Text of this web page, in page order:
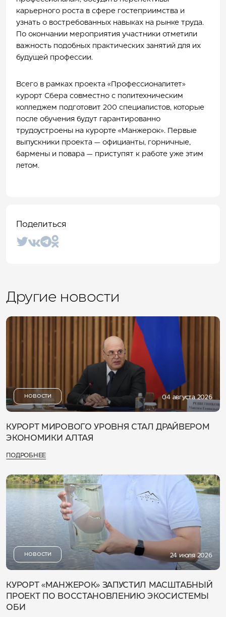
карьерного роста в сфере гостеприимства и
узнать о востребованных навыках на рынке труда.
По окончании мероприятия участники отметили
важность подобных практических занятий для их
будущей профессии.
Всего в рамках проекта «Профессионалитет»
курорт Сбера совместно с политехническим
колледжем подготовит 200 специалистов, которые
после обучения будут гарантированно
трудоустроены на курорте «Манжерок». Первые
выпускники проекта — официанты, горничные,
бармены и повара — приступят к работе уже этим
летом.
Поделиться
Другие новости
НОВОСТИ 04 августа 2026
КУРОРТ МИРОВОГО УРОВНЯ СТАЛ ДРАЙВЕРОМ
ЭКОНОМИКИ АЛТАЯ
ПОДРОБНЕЕ
НОВОСТИ 24 июля 2026
КУРОРТ «МАНЖЕРОК» ЗАПУСТИЛ МАСШТАБНЫЙ
ПРОЕКТ ПО ВОССТАНОВЛЕНИЮ ЭКОСИСТЕМЫ
ОБИ